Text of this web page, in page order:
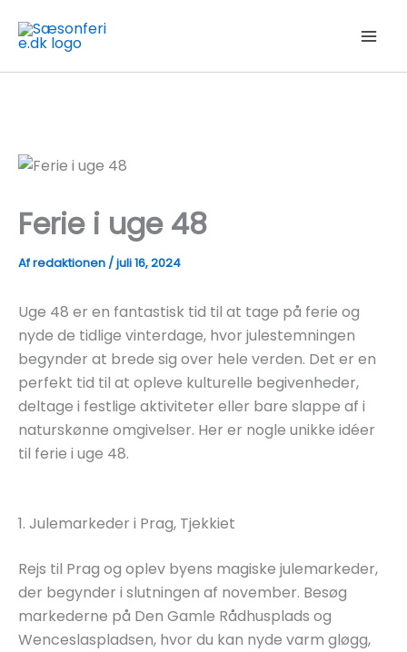
indholdet
Ferie i uge 48
Afredaktionen /juli 16, 2024
Uge 48 er en fantastisk tid til at tage på ferie og
nyde de tidlige vinterdage, hvor julestemningen
begynder at brede sig over hele verden. Det er en
perfekt tid til at opleve kulturelle begivenheder,
deltage i festlige aktiviteter eller bare slappe af i
naturskønne omgivelser. Her er nogle unikke idéer
til ferie i uge 48.
1. Julemarkeder i Prag, Tjekkiet
Rejs til Prag og oplev byens magiske julemarkeder,
der begynder i slutningen af november. Besøg
markederne på Den Gamle Rådhusplads og
Wenceslaspladsen, hvor du kan nyde varm gløgg,